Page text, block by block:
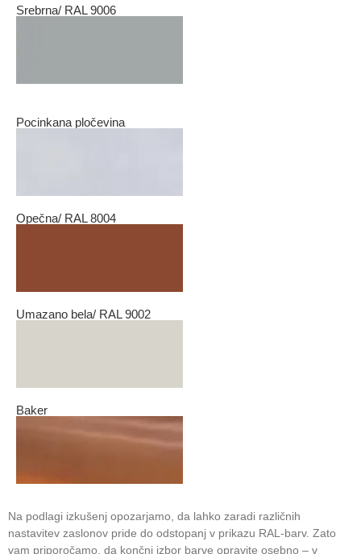
Srebrna/ RAL 9006
Pocinkana pločevina
Opečna/ RAL 8004
Umazano bela/ RAL 9002
Baker
Na podlagi izkušenj opozarjamo, da lahko zaradi različnih
nastavitev zaslonov pride do odstopanj v prikazu RAL-barv. Zato
vam priporočamo, da končni izbor barve opravite osebno – v